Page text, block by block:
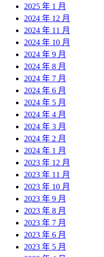
2025 年 1 月
2024 年 12 月
2024 年 11 月
2024 年 10 月
2024 年 9 月
2024 年 8 月
2024 年 7 月
2024 年 6 月
2024 年 5 月
2024 年 4 月
2024 年 3 月
2024 年 2 月
2024 年 1 月
2023 年 12 月
2023 年 11 月
2023 年 10 月
2023 年 9 月
2023 年 8 月
2023 年 7 月
2023 年 6 月
2023 年 5 月